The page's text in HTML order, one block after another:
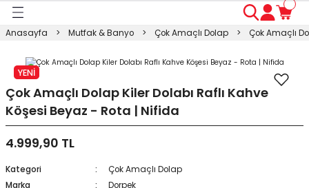
Dolabı
Anasayfa Mutfak & Banyo Çok Amaçlı Dolap Çok Amaçlı
YENİ
Çok Amaçlı Dolap Kiler Dolabı Raflı Kahve
Köşesi Beyaz - Rota | Nifida
4.999,90 TL
Kategori
Çok Amaçlı Dolap
Marka
Dorpek